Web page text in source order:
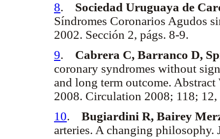
8. Sociedad Uruguaya de
Síndromes Coronarios Agudos
2002. Sección 2, págs. 8-9.
9. Cabrera C, Barranco D,
coronary syndromes without
and long term outcome.
2008. Circulation 2008; 118; 12,
10. Bugiardini R, Bairey
arteries. A changing philosophy.